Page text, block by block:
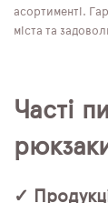
асортименті.
міста та
Часті
✓